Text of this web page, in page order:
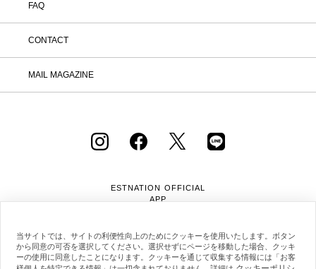
FAQ
CONTACT
MAIL MAGAZINE
ESTNATION OFFICIAL
APP
当サイトでは、サイトの利便性向上のためにクッキーを使用いたします。ボタン
から同意の可否を選択してください。選択せずにページを移動した場合、クッキ
ーの使用に同意したことになります。クッキーを通じて収集する情報には「お客